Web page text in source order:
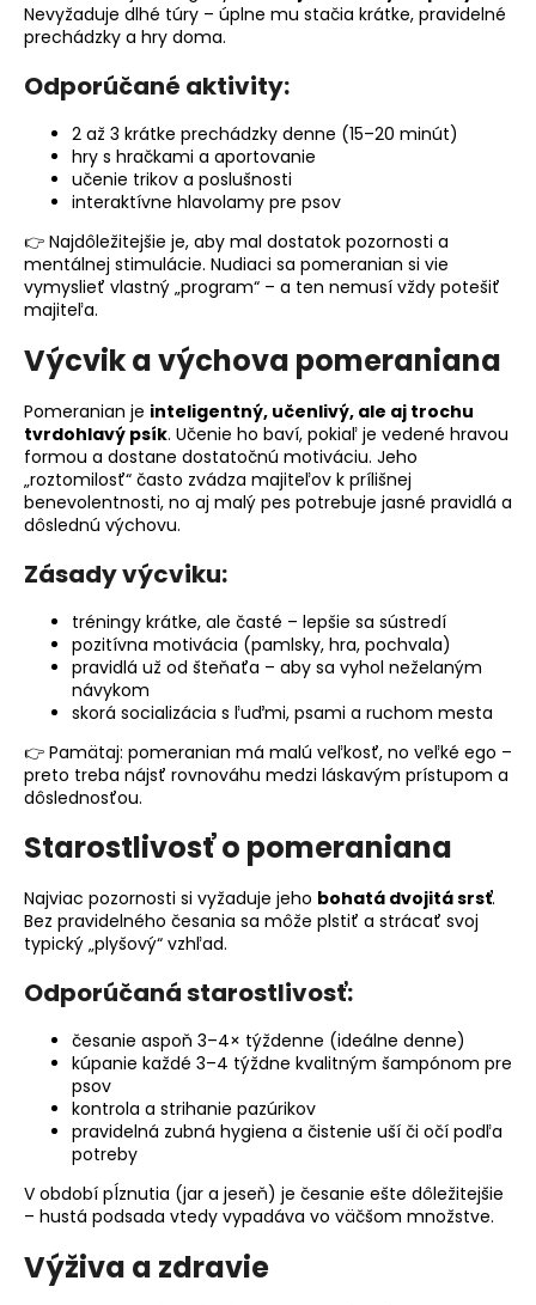
Nevyžaduje dlhé túry – úplne mu stačia krátke, pravidelné
prechádzky a hry doma.
Odporúčané aktivity:
2 až 3 krátke prechádzky denne (15–20 minút)
hry s hračkami a aportovanie
učenie trikov a poslušnosti
interaktívne hlavolamy pre psov
👉 Najdôležitejšie je, aby mal dostatok pozornosti a
mentálnej stimulácie. Nudiaci sa pomeranian si vie
vymyslieť vlastný „program“ – a ten nemusí vždy potešiť
majiteľa.
Výcvik a výchova pomeraniana
Pomeranian je inteligentný, učenlivý, ale aj trochu
tvrdohlavý psík. Učenie ho baví, pokiaľ je vedené hravou
formou a dostane dostatočnú motiváciu. Jeho
„roztomilosť“ často zvádza majiteľov k prílišnej
benevolentnosti, no aj malý pes potrebuje jasné pravidlá a
dôslednú výchovu.
Zásady výcviku:
tréningy krátke, ale časté – lepšie sa sústredí
pozitívna motivácia (pamlsky, hra, pochvala)
pravidlá už od šteňaťa – aby sa vyhol neželaným
návykom
skorá socializácia s ľuďmi, psami a ruchom mesta
👉 Pamätaj: pomeranian má malú veľkosť, no veľké ego –
preto treba nájsť rovnováhu medzi láskavým prístupom a
dôslednosťou.
Starostlivosť o pomeraniana
Najviac pozornosti si vyžaduje jeho bohatá dvojitá srsť.
Bez pravidelného česania sa môže plstiť a strácať svoj
typický „plyšový“ vzhľad.
Odporúčaná starostlivosť:
česanie aspoň 3–4× týždenne (ideálne denne)
kúpanie každé 3–4 týždne kvalitným šampónom pre
psov
kontrola a strihanie pazúrikov
pravidelná zubná hygiena a čistenie uší či očí podľa
potreby
V období pĺznutia (jar a jeseň) je česanie ešte dôležitejšie
– hustá podsada vtedy vypadáva vo väčšom množstve.
Výživa a zdravie